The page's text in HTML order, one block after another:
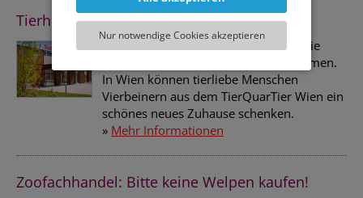
oder lediglich jenen die für die korrekte
notwendig sind. Beachten Sie, dass bei der
Wahl der zweiten Möglichkeit ggf. nicht alle
Nur notwendige Cookies akzeptieren
Tierheime: Zweite Chance für Fellnasen
Die Adoption ist aus Tierschutzsicht die
beste Variante, auf den Hund zu kommen.
In Wien können tierliebe Menschen
Vierbeinern aus dem TierQuarTier Wien ein
schönes neues Zuhause schenken.
» Mehr Informationen
Zoofachhandel: Bitte keine Welpen kaufen!